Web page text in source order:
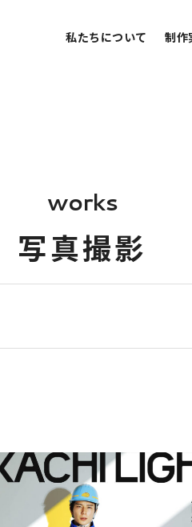
私たちについて 制作
works
写真撮影
・住宅・不動産 病院・クリ
ト 採用サイト LP、シ